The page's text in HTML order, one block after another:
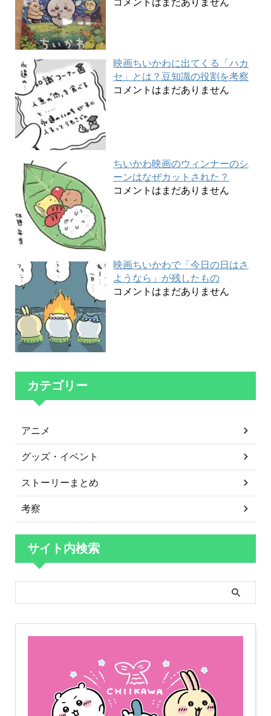
映画ちいかわに出てくる「ハカ
セ」とは？豆知識の役割を考察
コメントはまだありません
ちいかわ映画のウィンナーのシ
ーンはなぜカットされた？
コメントはまだありません
映画ちいかわで「今日の日はさ
ようなら」が残したもの
コメントはまだありません
カテゴリー
アニメ
グッズ・イベント
ストーリーまとめ
考察
サイト内検索